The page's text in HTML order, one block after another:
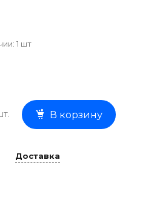
1 шт
В корзину
Доставка